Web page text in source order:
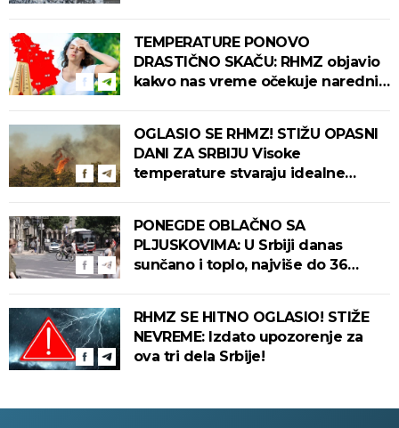
TEMPERATURE PONOVO
DRASTIČNO SKAČU: RHMZ objavio
kakvo nas vreme očekuje narednih
OGLASIO SE RHMZ! STIŽU OPASNI
DANI ZA SRBIJU Visoke
temperature stvaraju idealne
PONEGDE OBLAČNO SA
PLJUSKOVIMA: U Srbiji danas
sunčano i toplo, najviše do 36
RHMZ SE HITNO OGLASIO! STIŽE
NEVREME: Izdato upozorenje za
ova tri dela Srbije!